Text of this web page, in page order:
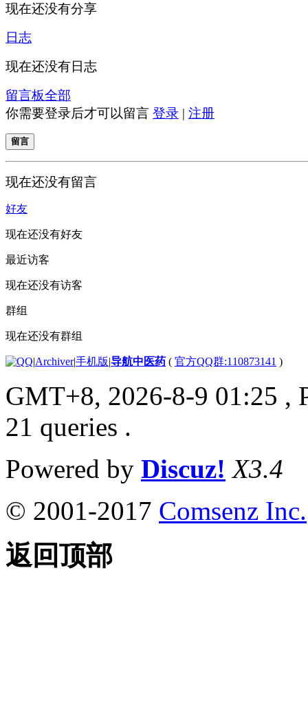
现在还没有分享
日志
现在还没有日志
留言板全部
你需要登录后才可以留言 登录 | 注册
留言
现在还没有留言
好友
现在还没有好友
最近访客
现在还没有访客
群组
现在还没有群组
|Archiver|手机版|导航中医药 ( 官方QQ群:110873141 )
GMT+8, 2026-8-9 01:25 ,
21 queries .
Powered by Discuz! X3.4
© 2001-2017 Comsenz Inc.
返回顶部